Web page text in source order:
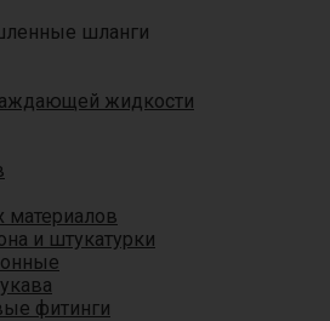
шланги
жидкости
материалов
и штукатурки
фитинги